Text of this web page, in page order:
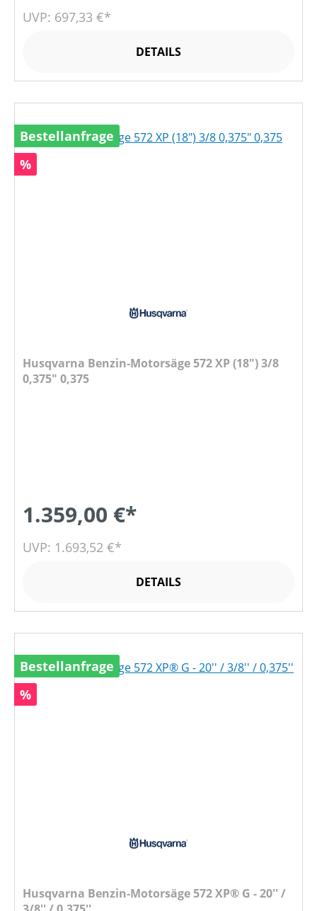
UVP: 697,33 €*
DETAILS
Bestellanfrage
Rabatt
%
Husqvarna Benzin-Motorsäge 572 XP (18") 3/8
0,375" 0,375
1.359,00 €*
UVP: 1.693,52 €*
DETAILS
Bestellanfrage
Rabatt
%
Husqvarna Benzin-Motorsäge 572 XP® G - 20'' /